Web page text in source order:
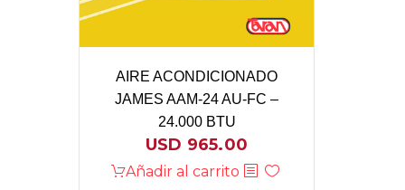
AIRE ACONDICIONADO
JAMES AAM-24 AU-FC –
24.000 BTU
USD 965.00
Añadir al carrito